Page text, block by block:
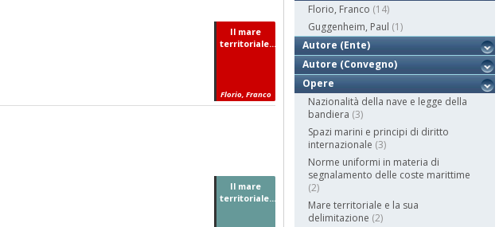
Il mare
territoriale...
Florio, Franco
Il mare
territoriale...
Florio, Franco (14)
Guggenheim, Paul (1)
Autore (Ente)
Autore (Convegno)
Opere
Nazionalità della nave e legge della
bandiera (3)
Spazi marini e principi di diritto
internazionale (3)
Norme uniformi in materia di
segnalamento delle coste marittime
(2)
Mare territoriale e la sua
delimitazione (2)